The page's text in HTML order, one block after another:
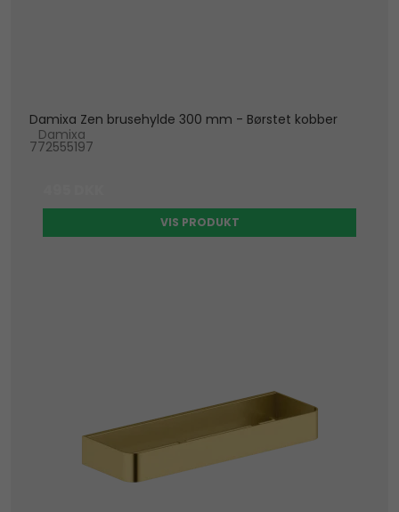
Damixa Zen brusehylde 300 mm - Børstet kobber
Damixa
772555197
VIS PRODUKT